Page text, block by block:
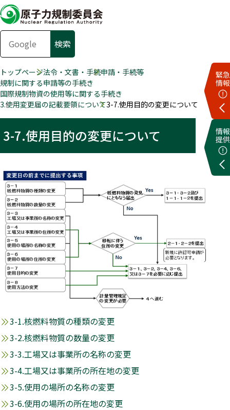
緊急
情報
情報
提供
トップページ法令・文書・手続申請・手続等
規制に関する申請等の手続き
国際規制物資の使用等に関する手続き
3.使用変更届の記載要領について3-7.使用目的の変更について
3-7.使用目的の変更について
3-1.核燃料物質の種類の変更
3-2.核燃料物質の数量の変更
3-3.工場又は事業所の名称の変更
3-4.工場又は事業所の所在地の変更
3-5.使用の場所の名称の変更
3-6.使用の場所の所在地の変更